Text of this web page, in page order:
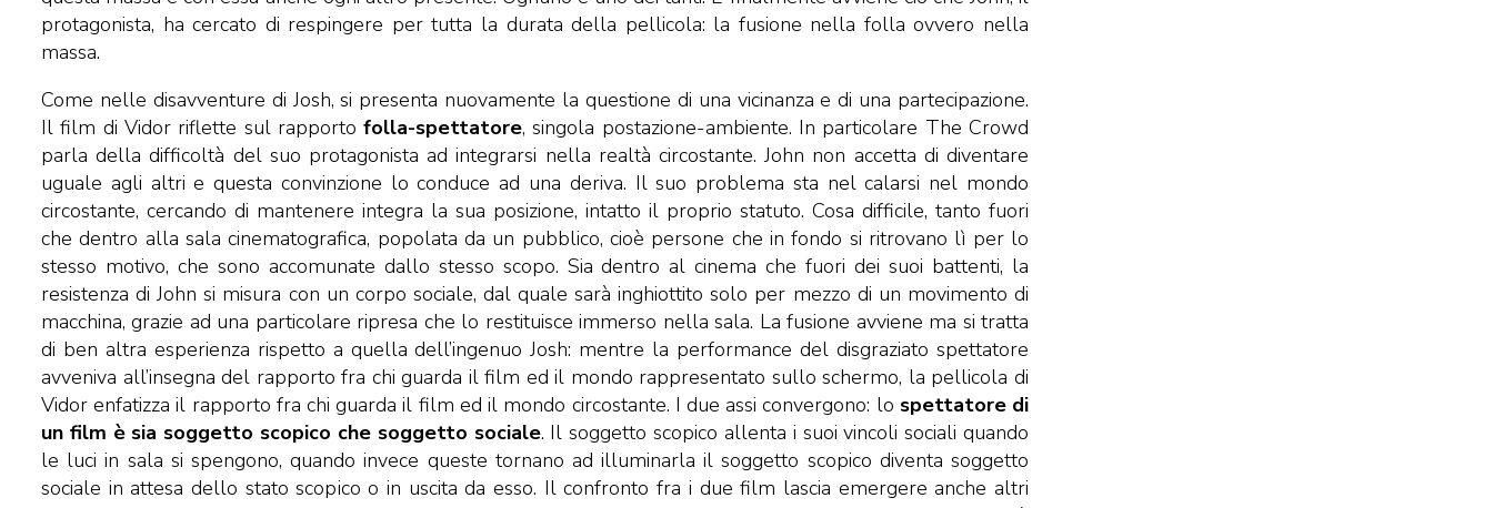
protagonista, ha cercato di respingere per tutta la durata della pellicola: la fusione nella folla ovvero nella
massa.
Come nelle disavventure di Josh, si presenta nuovamente la questione di una vicinanza e di una partecipazione.
Il film di Vidor riflette sul rapportofolla-spettatore, singola postazione-ambiente. In particolare The Crowd
parla della difficoltà del suo protagonista ad integrarsi nella realtà circostante. John non accetta di diventare
uguale agli altri e questa convinzione lo conduce ad una deriva. Il suo problema sta nel calarsi nel mondo
circostante, cercando di mantenere integra la sua posizione, intatto il proprio statuto. Cosa difficile, tanto fuori
che dentro alla sala cinematografica, popolata da un pubblico, cioè persone che in fondo si ritrovano lì per lo
stesso motivo, che sono accomunate dallo stesso scopo. Sia dentro al cinema che fuori dei suoi battenti, la
resistenza di John si misura con un corpo sociale, dal quale sarà inghiottito solo per mezzo di un movimento di
macchina, grazie ad una particolare ripresa che lo restituisce immerso nella sala. La fusione avviene ma si tratta
di ben altra esperienza rispetto a quella dell’ingenuo Josh: mentre la performance del disgraziato spettatore
avveniva all’insegna del rapporto fra chi guarda il film ed il mondo rappresentato sullo schermo, la pellicola di
Vidor enfatizza il rapporto fra chi guarda il film ed il mondo circostante. I due assi convergono: lo spettatore di
un film è sia soggetto scopico che soggetto sociale. Il soggetto scopico allenta i suoi vincoli sociali quando
le luci in sala si spengono, quando invece queste tornano ad illuminarla il soggetto scopico diventa soggetto
sociale in attesa dello stato scopico o in uscita da esso. Il confronto fra i due film lascia emergere anche altri